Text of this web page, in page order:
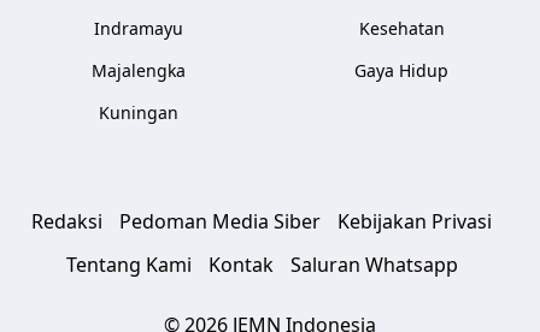
Indramayu
Majalengka
Kuningan
Kesehatan
Gaya Hidup
Redaksi Pedoman Media Siber
Kebijakan Privasi
Tentang Kami
Kontak Saluran Whatsapp
© 2026 JEMN Indonesia